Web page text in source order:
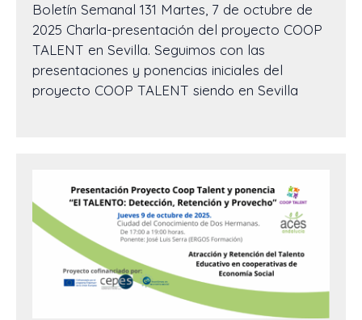
Boletín Semanal 131 Martes, 7 de octubre de
2025 Charla-presentación del proyecto COOP
TALENT en Sevilla. Seguimos con las
presentaciones y ponencias iniciales del
proyecto COOP TALENT siendo en Sevilla